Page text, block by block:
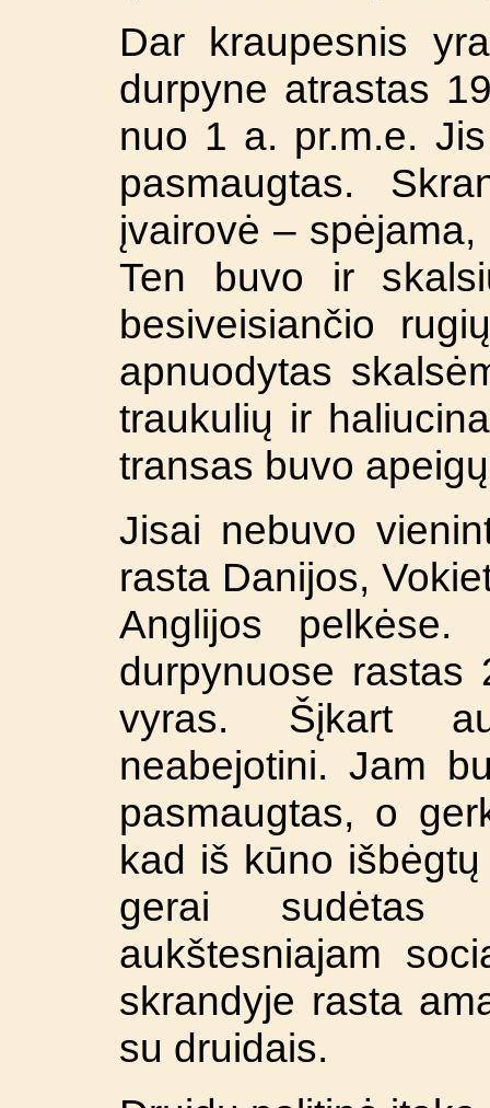
Dar kraupesnis
durpyne atrastas
nuo 1 a. pr.m.e.
pasmaugtas.
įvairovė –
Ten buvo ir
besiveisiančio
apnuodytas
traukulių ir
transas buvo
Jisai nebuvo
rasta Danijos,
Anglijos
durpynuose rastas
vyras. Šįkart
neabejotini. Jam
pasmaugtas, o
kad iš kūno
gerai sudėtas
aukštesniajam
skrandyje rasta
su druidais.